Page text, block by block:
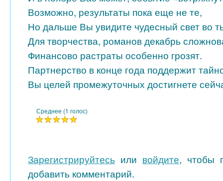
Возможно, результаты пока еще не те,
Но дальше Вы увидите чудесный свет во
Для творчества, романов декабрь
Финансово растраты особенно грозят.
Партнерство в конце года поддержит
Вы целей промежуточных достигнете
Среднее (1 голос)
Зарегистрируйтесь или войдите, чтобы
добавить комментарий.